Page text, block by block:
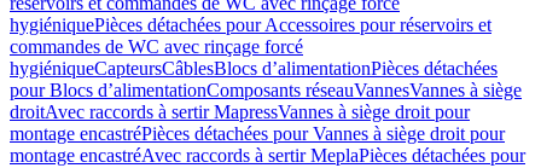
hygiéniquePièces détachées pour Accessoires pour réservoirs et
commandes de WC avec rinçage forcé
hygiéniqueCapteursCâblesBlocs d’alimentationPièces détachées
pour Blocs d’alimentationComposants réseauVannesVannes à siège
droitAvec raccords à sertir MapressVannes à siège droit pour
montage encastréPièces détachées pour Vannes à siège droit pour
montage encastréAvec raccords à sertir MeplaPièces détachées pour